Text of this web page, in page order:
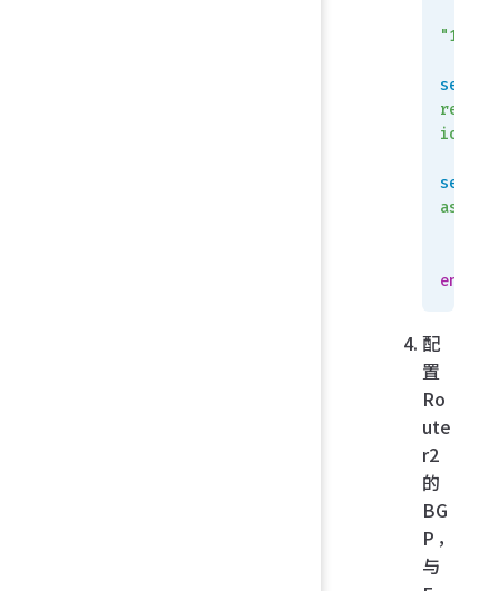
set
ion
set
as
end
配
置
Ro
ute
r2
的
BG
P，
与